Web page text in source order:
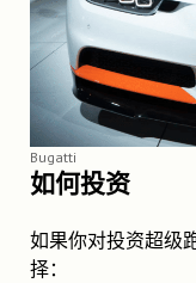
Bugatti
如何投资
如果你对投资超级
择：